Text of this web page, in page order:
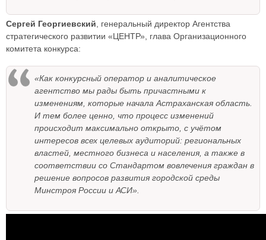
Сергей Георгиевский , генеральный директор Агентства
стратегического развитии «ЦЕНТР», глава Организационного
комитета конкурса:
«Как конкурсный оператор и аналитическое
агентство мы рады быть причастными к
изменениям, которые начала Астраханская область.
И тем более ценно, что процесс изменений
происходит максимально открыто, с учётом
интересов всех целевых аудиторий: региональных
властей, местного бизнеса и населения, а также в
соответствии со Стандартом вовлечения граждан в
решение вопросов развития городской среды
Минстроя России и АСИ».